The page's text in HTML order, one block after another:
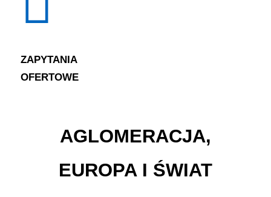
ZAPYTANIA
OFERTOWE
AGLOMERACJA,
EUROPA I ŚWIAT